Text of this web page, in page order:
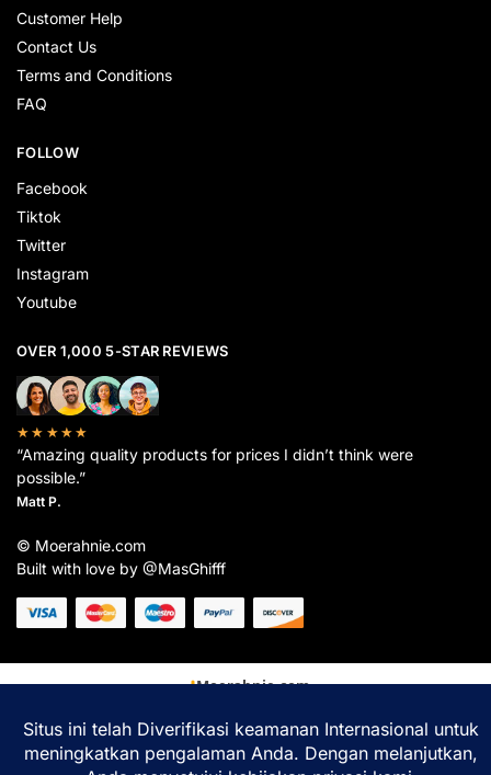
Customer Help
Contact Us
Terms and Conditions
FAQ
FOLLOW
Facebook
Tiktok
Twitter
Instagram
Youtube
OVER 1,000 5-STAR REVIEWS
★★★★★
“Amazing quality products for prices I didn’t think were
possible.”
Matt P.
© Moerahnie.com
Built with love by @MasGhifff
Moerahnie.com
pengalaman belanja terbaik Anda.